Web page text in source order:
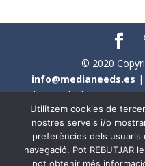
© 2020
info@medianeeds.es |
| Tots els drets
Avís
En aquest web s'ha
llenguatge. No
Utilitzem cookies de
nostres serveis i/o
preferències dels usuaris
navegació. Pot REBUTJAR
pot obtenir més